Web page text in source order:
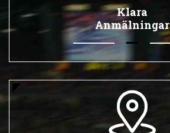
Klara
Anmälningar